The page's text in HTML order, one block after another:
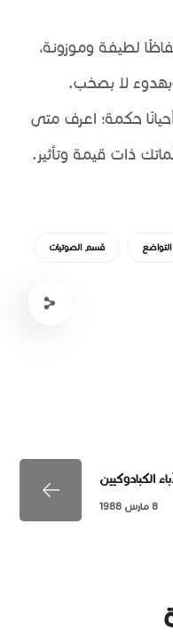
لطيفة وموزونة،
لا بصخب.
حكمة؛ اعرف متى
ذات قيمة وتأثير.
التواضع قسم الصوتيات
الكبادوكيين
8 مارس 1988